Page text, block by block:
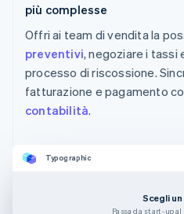
più complesse
Offri ai team di vendita la
preventivi, negoziare i tassi
processo di riscossione.
fatturazione e pagamento
contabilità.
Typographic
Scegli
Passa da start-up al